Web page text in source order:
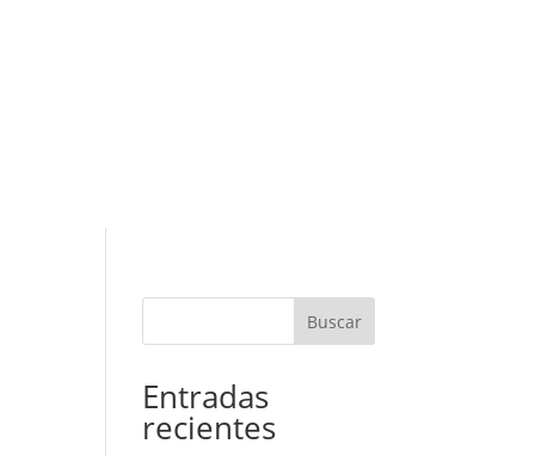
Buscar
Entradas
recientes